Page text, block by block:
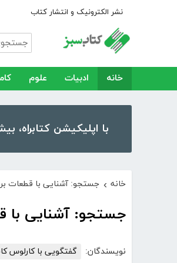
نشر الکترونیک و انتشار کتاب
خانه ادبیات علوم
با اپلیکیشن کتابراه، بیش از ۵۰،۰۰۰ کتاب، کتاب صوتی و رمان را در موبایل و تبلت
خانه › جستجو: آشنایی با قطعات
جستجو: آشنایی با
نویسندگان: گفتگویی با کارلوس